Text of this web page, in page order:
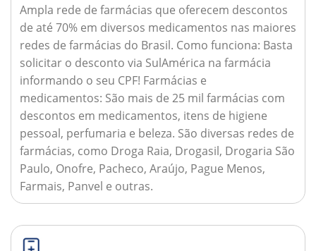
Ampla rede de farmácias que oferecem descontos
de até 70% em diversos medicamentos nas maiores
redes de farmácias do Brasil. Como funciona: Basta
solicitar o desconto via SulAmérica na farmácia
informando o seu CPF! Farmácias e
medicamentos: São mais de 25 mil farmácias com
descontos em medicamentos, itens de higiene
pessoal, perfumaria e beleza. São diversas redes de
farmácias, como Droga Raia, Drogasil, Drogaria São
Paulo, Onofre, Pacheco, Araújo, Pague Menos,
Farmais, Panvel e outras.